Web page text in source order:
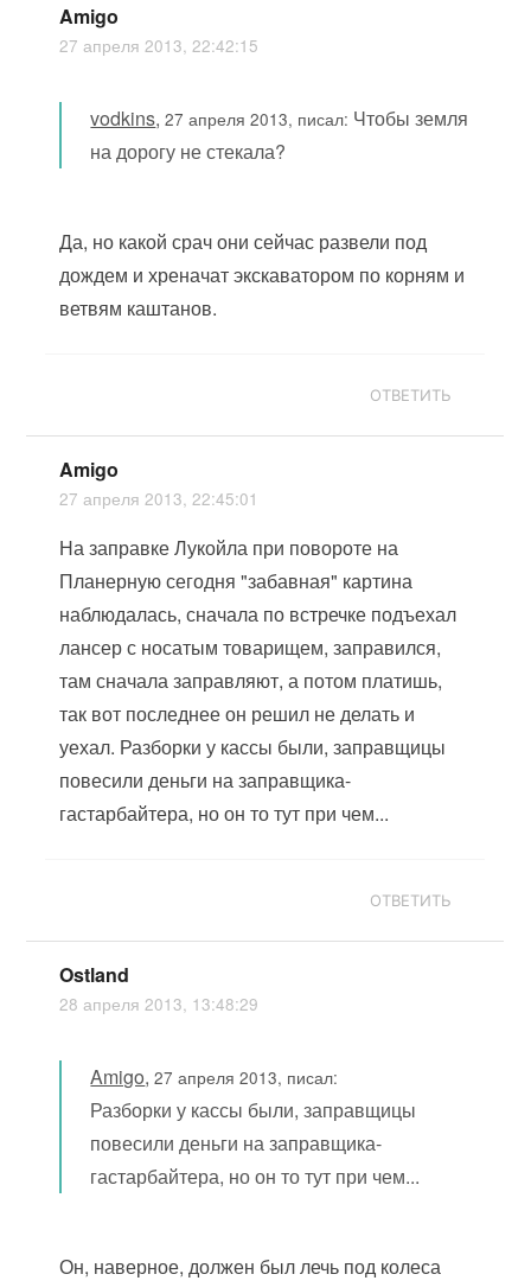
Amigo
27 апреля 2013, 22:42:15
vodkins,27 апреля 2013, писал: Чтобы земля
на дорогу не стекала?
Да, но какой срач они сейчас развели под
дождем и хреначат экскаватором по корням и
ветвям каштанов.
ОТВЕТИТЬ
Amigo
27 апреля 2013, 22:45:01
На заправке Лукойла при повороте на
Планерную сегодня "забавная" картина
наблюдалась, сначала по встречке подъехал
лансер с носатым товарищем, заправился,
там сначала заправляют, а потом платишь,
так вот последнее он решил не делать и
уехал. Разборки у кассы были, заправщицы
повесили деньги на заправщика-
гастарбайтера, но он то тут при чем...
ОТВЕТИТЬ
Ostland
28 апреля 2013, 13:48:29
Amigo,27 апреля 2013, писал:
Разборки у кассы были, заправщицы
повесили деньги на заправщика-
гастарбайтера, но он то тут при чем...
Он, наверное, должен был лечь под колеса